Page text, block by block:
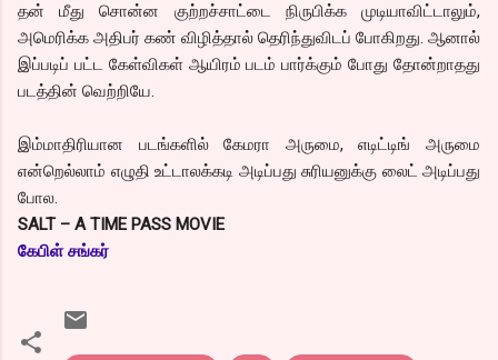
தன் மீது சொன்ன குற்றச்சாட்டை நிருபிக்க முடியாவிட்டாலும்,
அமெரிக்க அதிபர் கண் விழித்தால் தெரிந்துவிடப் போகிறது. ஆனால்
இப்படிப் பட்ட கேள்விகள் ஆயிரம் படம் பார்க்கும் போது தோன்றாதது
படத்தின் வெற்றியே.
இம்மாதிரியான படங்களில் கேமரா அருமை, எடிட்டிங் அருமை
என்றெல்லாம் எழுதி உட்டாலக்கடி அடிப்பது சுரியனுக்கு லைட் அடிப்பது
போல.
SALT – A TIME PASS MOVIE
கேபிள் சங்கர்